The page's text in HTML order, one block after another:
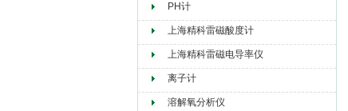
PH计
上海精科雷磁酸度计
上海精科雷磁电导率仪
离子计
溶解氧分析仪